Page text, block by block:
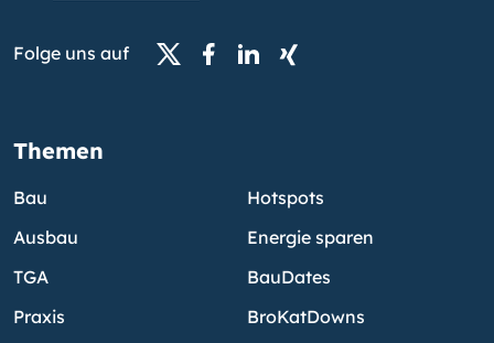
Folge uns auf
Themen
Bau
Ausbau
TGA
Praxis
Hotspots
Energie sparen
BauDates
BroKatDowns